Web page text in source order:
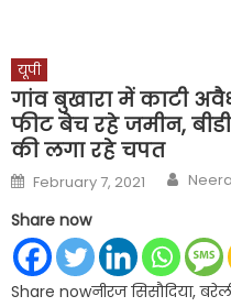
यूपी
गांव बुखारा में काटी
फीट बेच रहे जमीन,
की लगा रहे चपत
Posted
on
February 7, 2021
Share now
Share nowनीरज सिसौदिया,